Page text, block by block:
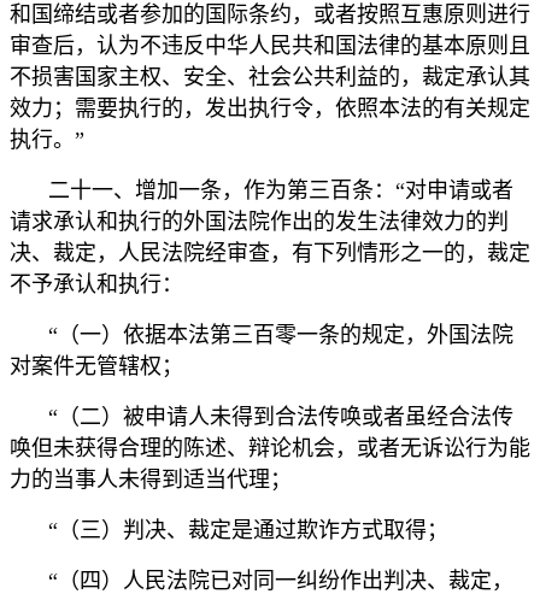
和国缔结或者参加的国际条约，或者按照互惠原则进行
审查后，认为不违反中华人民共和国法律的基本原则且
不损害国家主权、安全、社会公共利益的，裁定承认其
效力；需要执行的，发出执行令，依照本法的有关规定
执行。”
二十一、增加一条，作为第三百条：“对申请或者
请求承认和执行的外国法院作出的发生法律效力的判
决、裁定，人民法院经审查，有下列情形之一的，裁定
不予承认和执行：
“（一）依据本法第三百零一条的规定，外国法院
对案件无管辖权；
“（二）被申请人未得到合法传唤或者虽经合法传
唤但未获得合理的陈述、辩论机会，或者无诉讼行为能
力的当事人未得到适当代理；
“（三）判决、裁定是通过欺诈方式取得；
“（四）人民法院已对同一纠纷作出判决、裁定，